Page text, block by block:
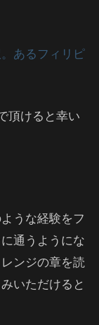
あるフィリピ
頂けると幸い
うな経験をフ
通うようにな
ンジの章を読
いただけると